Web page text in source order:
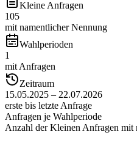
Kleine Anfragen
105
mit namentlicher Nennung
Wahlperioden
1
mit Anfragen
Zeitraum
15.05.2025 – 22.07.2026
erste bis letzte Anfrage
Anfragen je Wahlperiode
Anzahl der Kleinen Anfragen mit